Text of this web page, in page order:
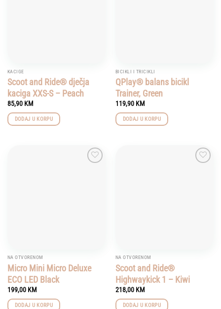
KACIGE
Scoot and Ride® dječja
kaciga XXS-S – Peach
85,90 KM
DODAJ U KORPU
BICIKLI I TRICIKLI
QPlay® balans bicikl
Trainer, Green
119,90 KM
DODAJ U KORPU
NA OTVORENOM
Micro Mini Micro Deluxe
ECO LED Black
199,00 KM
DODAJ U KORPU
NA OTVORENOM
Scoot and Ride®
Highwaykick 1 – Kiwi
218,00 KM
DODAJ U KORPU